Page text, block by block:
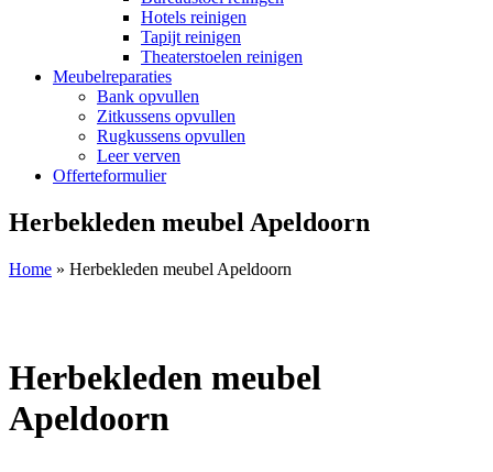
Hotels reinigen
Tapijt reinigen
Theaterstoelen reinigen
Meubelreparaties
Bank opvullen
Zitkussens opvullen
Rugkussens opvullen
Leer verven
Offerteformulier
Herbekleden meubel Apeldoorn
Home » Herbekleden meubel Apeldoorn
Herbekleden meubel
Apeldoorn